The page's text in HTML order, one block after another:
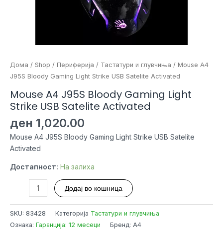
Дома / Shop / Периферија / Тастатури и глувчиња / Mouse A4
J95S Bloody Gaming Light Strike USB Satelite Activated
Mouse A4 J95S Bloody Gaming Light
Strike USB Satelite Activated
ден 1,020.00
Mouse A4 J95S Bloody Gaming Light Strike USB Satelite
Activated
Достапност: На залиха
J95S
Додај во кошница
SKU: 83428 Категорија Тастатури и глувчиња
Ознака: Гаранција: 12 месеци Бренд: A4